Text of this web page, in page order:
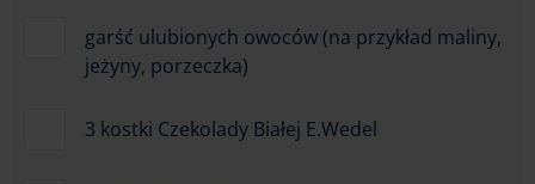
garść ulubionych owoców (na przykład maliny,
jeżyny, porzeczka)
3 kostki Czekolady Białej E.Wedel